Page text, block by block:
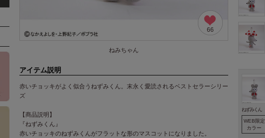
66
ねみちゃん
アイテム説明
赤いチョッキがよく似合うねずみくん。末永く愛読されるベストセラーシリー
ズ
【商品説明】
『ねずみくん』
赤いチョッキのねずみくんがフラットな形のマスコットになりました。
ねずみくん
WEB限定
カラー